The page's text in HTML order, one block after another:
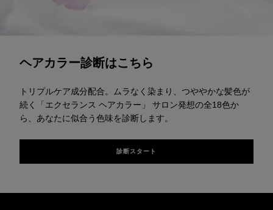
ヘアカラー診断はこちら
トリプルケア成分配合。ムラなく染まり、つややかな髪色が
続く「エクセランス ヘアカラー」 サロン発想の全18色か
ら、あなたに似合う色味を診断します。
診断スタート